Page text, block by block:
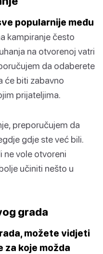
popularnije među
kampiranje često
na otvorenoj vatri
da odaberete
će biti zabavno
prijateljima.
preporučujem da
gdje ste već bili.
ne vole otvoreni
učiniti nešto u
grada
možete vidjeti
za koje možda